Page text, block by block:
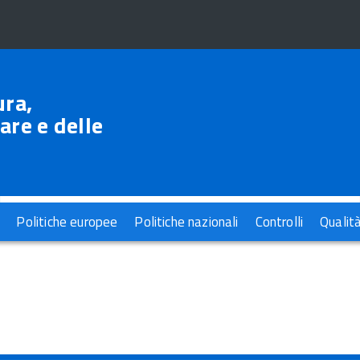
e delle
Politiche europee Politiche nazionali Controlli